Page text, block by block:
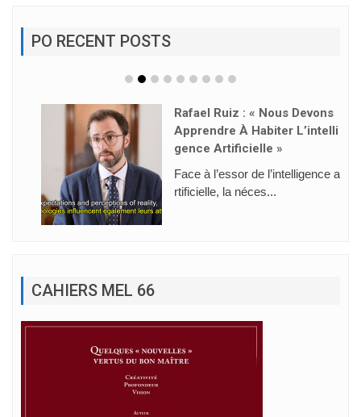
PO RECENT POSTS
Rafael Ruiz : « Nous Devons
Apprendre À Habiter L’intelli
Gence Artificielle »
Face à l’essor de l’intelligence a
rtificielle, la néces...
CAHIERS MEL 66